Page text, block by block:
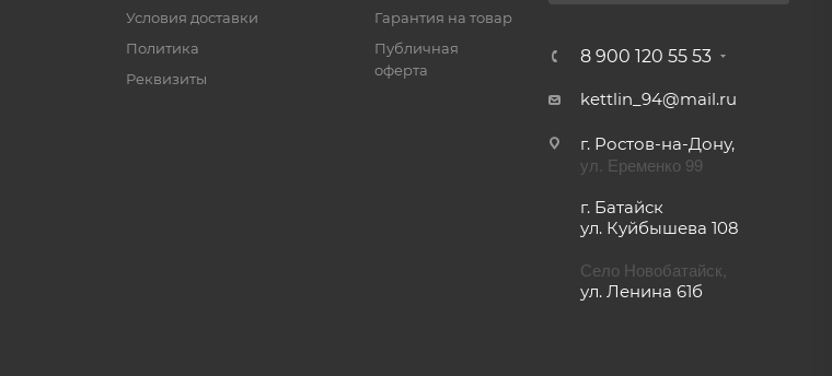
Условия доставки
Политика
Реквизиты
Гарантия на товар
Публичная
оферта
8 900 120 55 53
kettlin_94@mail.ru
г. Ростов-на-Дону,
ул. Еременко 99
г. Батайск
ул. Куйбышева 108
Село Новобатайск,
ул. Ленина 61б